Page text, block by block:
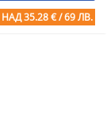
НАД 35.28 € / 69 ЛВ.